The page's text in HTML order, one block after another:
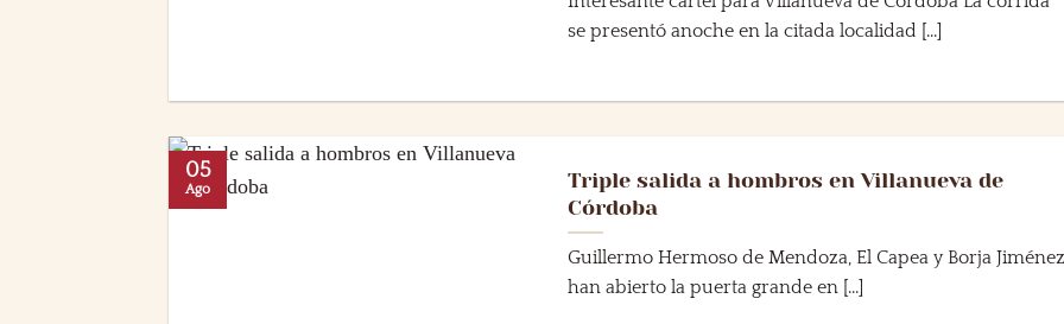
se presentó anoche en la citada localidad [...]
Triple salida a hombros en Villanueva de
Córdoba
Guillermo Hermoso de Mendoza, El Capea y Borja Jiménez
han abierto la puerta grande en [...]
05
Ago